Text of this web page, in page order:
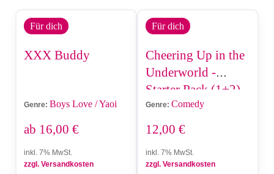
Für dich
XXX Buddy
Genre: Boys Love / Yaoi
ab 16,00 €
inkl. 7% MwSt.
zzgl. Versandkosten
Für dich
Cheering Up in the
Underworld -
Starter Pack (1+2)
Genre: Comedy
12,00 €
inkl. 7% MwSt.
zzgl. Versandkosten